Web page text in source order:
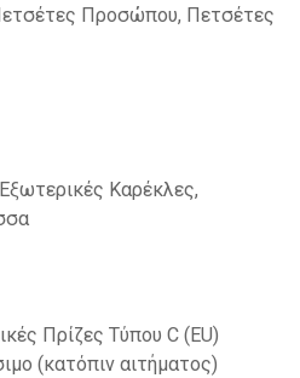
Προσώπου, Πετσέτες
Καρέκλες,
Πρίζες Τύπου C (EU)
(κατόπιν αιτήματος)